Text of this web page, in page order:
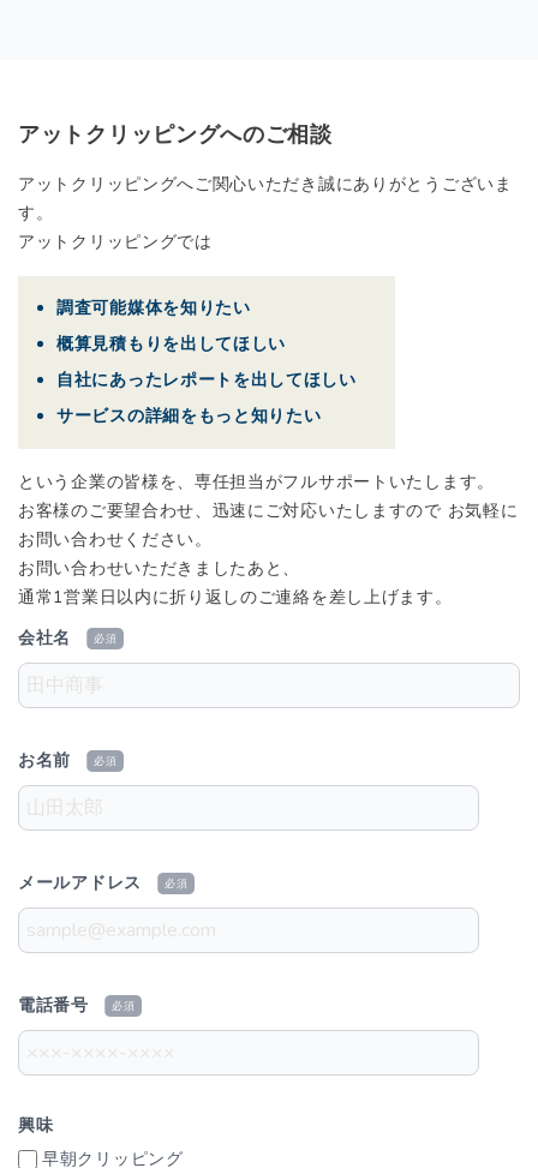
アットクリッピングへのご相談
アットクリッピングへご関心いただき誠にありがとうございま
す。
アットクリッピングでは
調査可能媒体を知りたい
概算見積もりを出してほしい
自社にあったレポートを出してほしい
サービスの詳細をもっと知りたい
という企業の皆様を、専任担当がフルサポートいたします。
お客様のご要望合わせ、迅速にご対応いたしますので お気軽に
お問い合わせください。
お問い合わせいただきましたあと、
通常1営業日以内に折り返しのご連絡を差し上げます。
会社名
必須
お名前 必須
メールアドレス 必須
電話番号 必須
興味
早朝クリッピング